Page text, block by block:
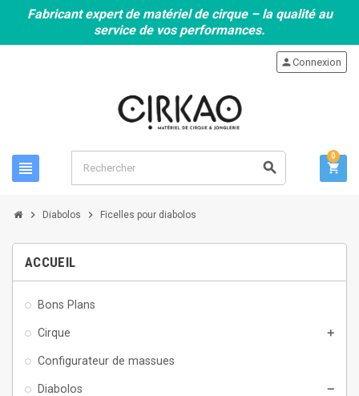
Fabricant expert de matériel de cirque – la qualité au
service de vos performances.
view_headline search
personConnexion
shopping_cart
0
chevron_right Diabolos chevron_right Ficelles pour diabolos
ACCUEIL
Bons Plans
Cirque add
Configurateur de massues
Diabolos remove